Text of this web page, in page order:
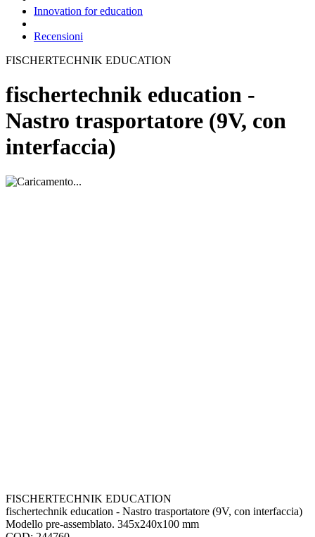
Innovation for education
Recensioni
FISCHERTECHNIK EDUCATION
fischertechnik education -
Nastro trasportatore (9V, con
interfaccia)
FISCHERTECHNIK EDUCATION
fischertechnik education - Nastro trasportatore (9V, con interfaccia)
Modello pre-assemblato. 345x240x100 mm